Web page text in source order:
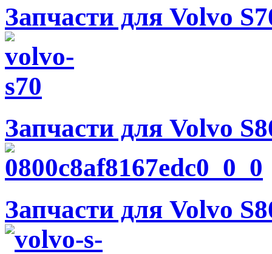
Запчасти для Volvo
Запчасти для Volvo
Запчасти для Volvo